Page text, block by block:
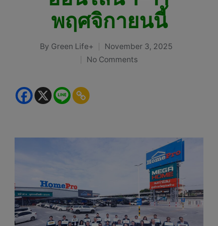
พฤศจิกายนนี้
Posted
By Green Life+
November 3, 2025
No Comments